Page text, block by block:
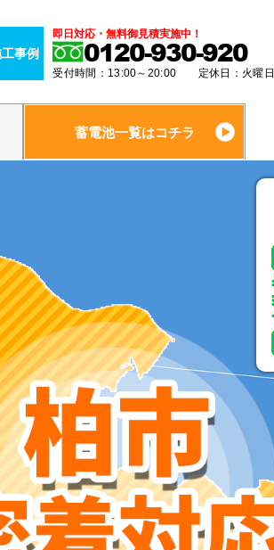
事例
即日対応・無料御見積実施中！
0120-930-920
受付時間：13:00～20:00 定休日：火曜日
蓄電池一覧はコチラ